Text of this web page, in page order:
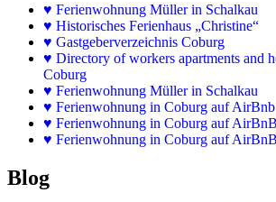
♥ Ferienwohnung Müller in Schalkau
♥ Historisches Ferienhaus „Christine“
♥ Gastgeberverzeichnis Coburg
♥ Directory of workers apartments and
Coburg
♥ Ferienwohnung Müller in Schalkau
♥ Ferienwohnung in Coburg auf AirBnb
♥ Ferienwohnung in Coburg auf
♥ Ferienwohnung in Coburg auf
Blog